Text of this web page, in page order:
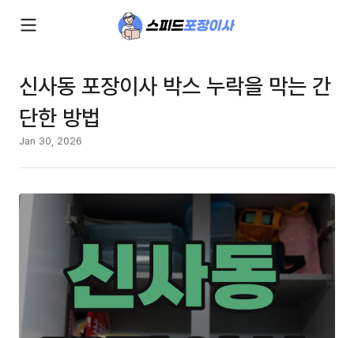
신사동 포장이사 박스 누락을 막는 간
단한 방법
Jan 30, 2026